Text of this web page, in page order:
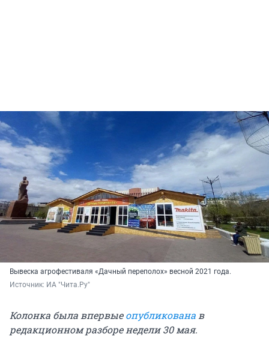
Вывеска агрофестиваля «Дачный переполох» весной 2021 года.
Источник: ИА "Чита.Ру"
Колонка была впервыеопубликована в
редакционном разборе недели 30 мая.